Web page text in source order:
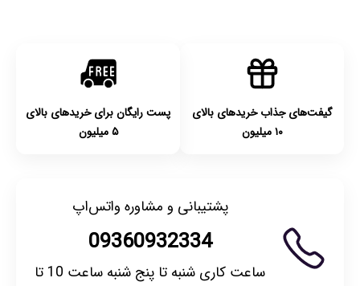
گیفت‌های جذاب خریدهای بالای
۱۰ میلیون
پست رایگان برای خریدهای بالای
۵ میلیون
پشتیبانی و مشاوره واتس‌اپ
09360932334
ساعت کاری شنبه تا پنج شنبه ساعت 10 تا